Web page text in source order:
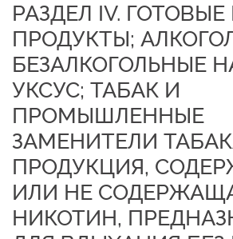
РАЗДЕЛ IV.
ПРОДУКТЫ;
БЕЗАЛКОГОЛЬНЫЕ
УКСУС; ТАБАК И
ПРОМЫШЛЕННЫЕ
ЗАМЕНИТЕЛИ
ПРОДУКЦИЯ,
ИЛИ НЕ
НИКОТИН,